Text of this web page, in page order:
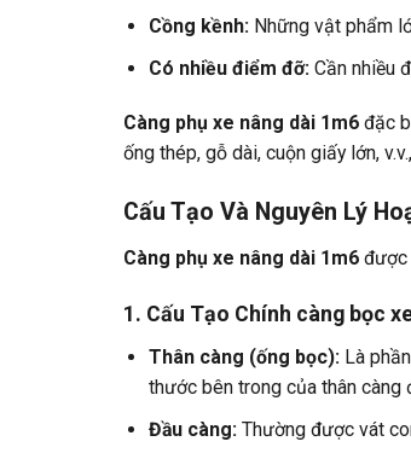
Cồng kềnh: Những vật phẩm
Có nhiều điểm đỡ: Cần nhiều
Càng phụ xe nâng dài 1m6 đặc
ống thép, gỗ dài, cuộn giấy lớn,
Cấu Tạo Và Nguyên Lý
Càng phụ xe nâng dài 1m6 được
1. Cấu Tạo Chính càng bọc
Thân càng (ống bọc): Là
thước bên trong của thân
Đầu càng: Thường được vát